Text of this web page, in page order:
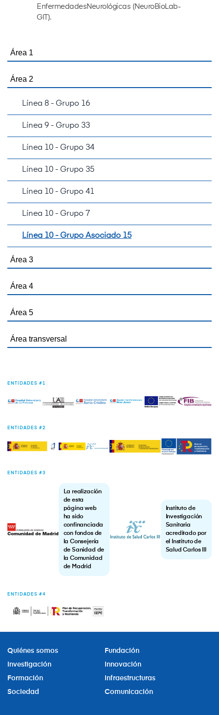
Área 1
Área 2
Línea 8 - Grupo 16
Línea 9 - Grupo 33
Línea 10 - Grupo 34
Línea 10 - Grupo 35
Línea 10 - Grupo 41
Línea 10 - Grupo 7
Línea 10 - Grupo Asociado 15
Área 3
Área 4
Área 5
Área transversal
EnfermedadesNeurológicas (NeuroBioLab-
GIT).
ENTIDADES #1
ENTIDADES #2
ENTIDADES #3
La realización
de esta
página web
ha sido
confinanciada
con fondos de
la Consejería
de Sanidad de
la Comunidad
de Madrid
Instituto de
Investigación
Sanitaria
acreditado por
el Instituto de
Salud Carlos III
ENTIDADES #4
Quiénes somos
Fundación
Investigación
Innovación
Formación
Infraestructuras
Sociedad
Comunicación